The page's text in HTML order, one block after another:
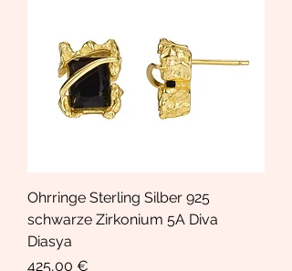
Ohrringe Sterling Silber 925
schwarze Zirkonium 5A Diva
Diasya
Precio
425,00 €